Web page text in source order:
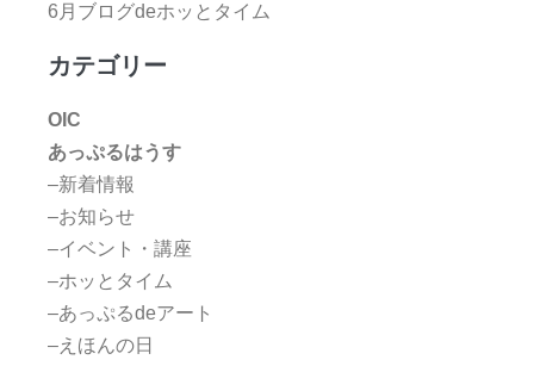
6月ブログdeホッとタイム
カテゴリー
OIC
あっぷるはうす
–新着情報
–お知らせ
–イベント・講座
–ホッとタイム
–あっぷるdeアート
–えほんの日